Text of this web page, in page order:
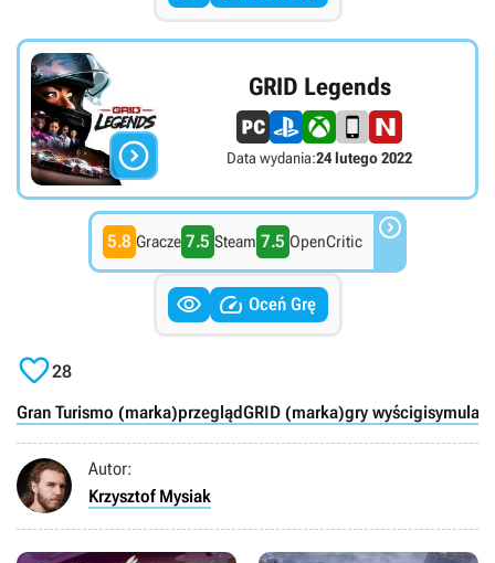

GRID Legends
Data wydania:24 lutego 2022
5.8 Gracze 7.5 Steam 7.5 OpenCritic 
  Oceń Grę
28
Gran Turismo (marka)przeglądGRID (marka)gry wyścigi
Autor:
Krzysztof Mysiak